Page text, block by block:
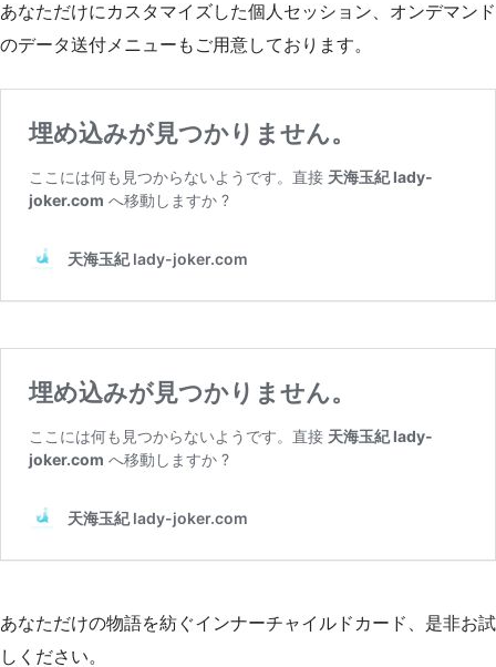
あなただけにカスタマイズした個人セッション、オンデマンド
のデータ送付メニューもご用意しております。
あなただけの物語を紡ぐインナーチャイルドカード、是非お試
しください。